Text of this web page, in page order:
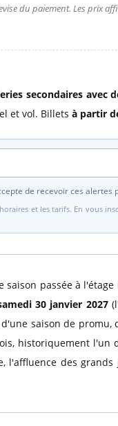
du paiement. Les prix
secondaires avec
et vol. Billets à partir
de recevoir ces alertes
et les tarifs. En vous
passée à
30 janvier 2027
saison de promu,
historiquement l'un
l'affluence des